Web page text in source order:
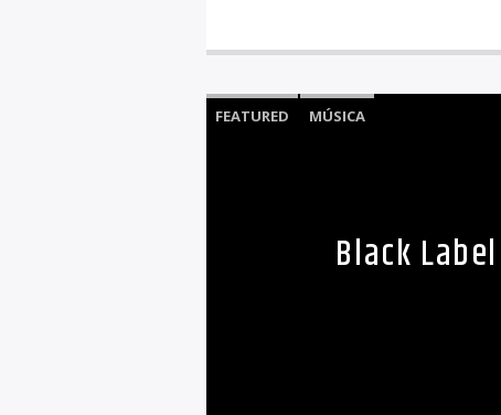
FEATURED MÚSICA
Black